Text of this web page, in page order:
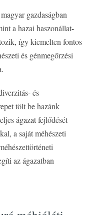
gazdaságban
a hazai haszonállat-
így kiemelten fontos
és génmegőrzési
és
tölt be hazánk
ágazat fejlődését
a saját méhészeti
az ágazatban